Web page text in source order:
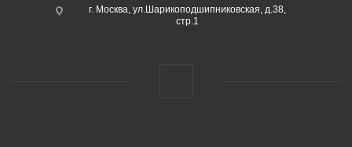
г. Москва, ул.Шарикоподшипниковская, д.38,
стр.1